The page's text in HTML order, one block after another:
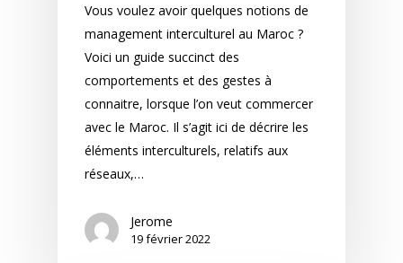
Vous voulez avoir quelques notions de
management interculturel au Maroc ?
Voici un guide succinct des
comportements et des gestes à
connaitre, lorsque l’on veut commercer
avec le Maroc. Il s’agit ici de décrire les
éléments interculturels, relatifs aux
réseaux,…
Jerome
19 février 2022